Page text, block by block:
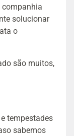
companhia
solucionar
o
são muitos,
tempestades
sabemos